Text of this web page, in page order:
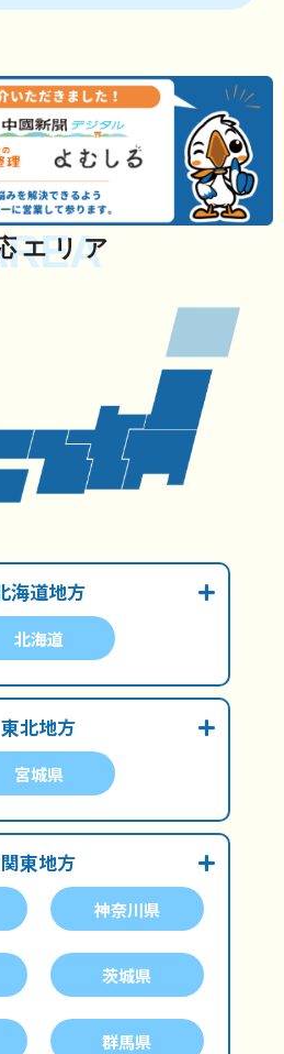
エリア
関東地方
神奈川県
茨城県
群馬県
東北地方
宮城県
海道地方
北海道